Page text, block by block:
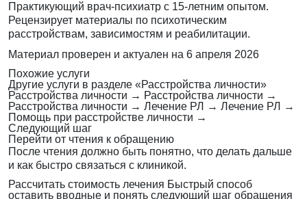
Практикующий врач-психиатр с 15-летним опытом.
Рецензирует материалы по психотическим
расстройствам, зависимостям и реабилитации.
Материал проверен и актуален на 6 апреля 2026
Похожие услуги
Другие услуги в разделе «Расстройства личности»
Расстройства личности → Расстройства личности →
Расстройства личности → Лечение РЛ → Лечение РЛ →
Помощь при расстройстве личности →
Следующий шаг
Перейти от чтения к обращению
После чтения должно быть понятно, что делать дальше
и как быстро связаться с клиникой.
Рассчитать стоимость лечения Быстрый способ
оставить вводные и понять следующий шаг обращения